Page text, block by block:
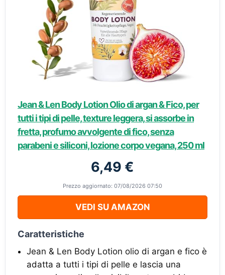
Jean & Len Body Lotion Olio di argan & Fico, per
tutti i tipi di pelle, texture leggera, si assorbe in
fretta, profumo avvolgente di fico, senza
parabeni e siliconi, lozione corpo vegana, 250 ml
6,49 €
Prezzo aggiornato: 07/08/2026 07:50
VEDI SU AMAZON
Caratteristiche
Jean & Len Body Lotion olio di argan e fico è
adatta a tutti i tipi di pelle e lascia una